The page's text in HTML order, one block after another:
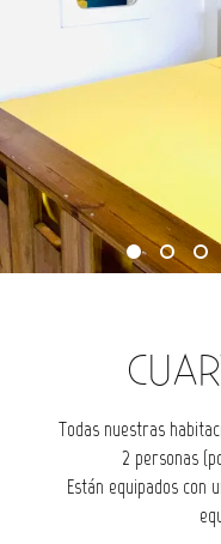
Todas nuestras
2 personas
Están equipados con